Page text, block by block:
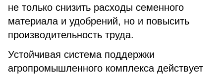
не только снизить расходы семенного
материала и удобрений, но и повысить
производительность труда.
Устойчивая система поддержки
агропромышленного комплекса действует